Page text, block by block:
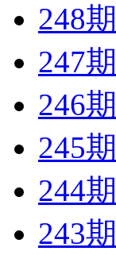
248期
247期
246期
245期
244期
243期